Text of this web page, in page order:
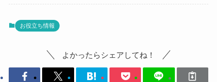
お役立ち情報
よかったらシェアしてね！